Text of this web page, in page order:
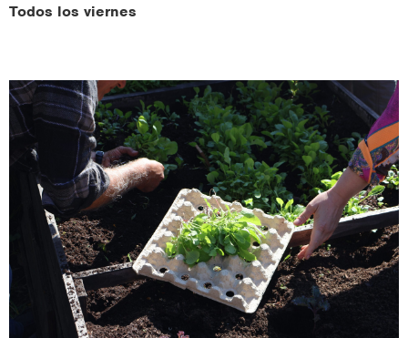
Todos los viernes